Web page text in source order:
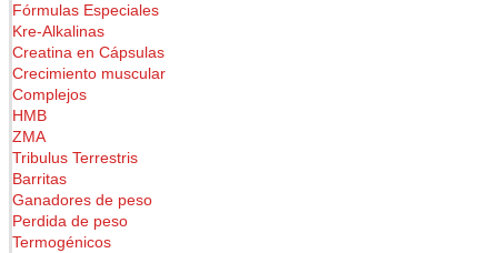
Fórmulas Especiales
Kre-Alkalinas
Creatina en Cápsulas
Crecimiento muscular
Complejos
HMB
ZMA
Tribulus Terrestris
Barritas
Ganadores de peso
Perdida de peso
Termogénicos